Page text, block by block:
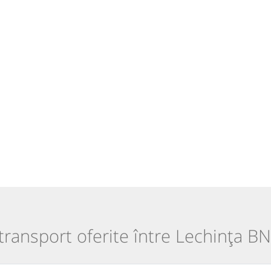
oferite între Lechința